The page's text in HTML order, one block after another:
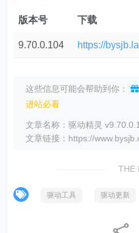
版本号 下载
9.70.0.104 https://
这些信息可能会帮助到你：
进站必看
文章名称：驱动精灵
文章链接：https://
THE
驱动工具 驱动更新